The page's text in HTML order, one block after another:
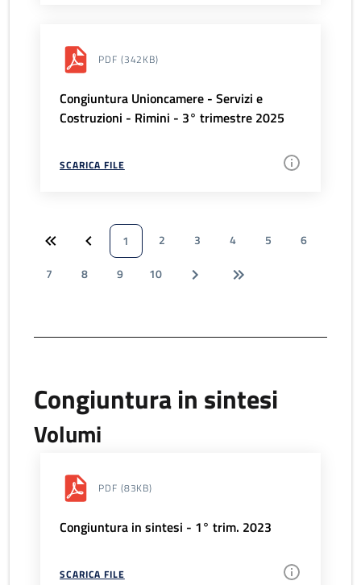
PDF (342KB)
Congiuntura Unioncamere - Servizi e
Costruzioni - Rimini - 3° trimestre 2025
SCARICA FILE
1 2 3 4 5
6
7
8 9 10
Congiuntura in sintesi
Volumi
PDF (83KB)
Congiuntura in sintesi - 1° trim. 2023
SCARICA FILE